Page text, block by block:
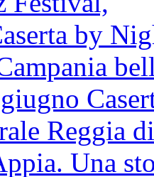
by
Reggia
Una